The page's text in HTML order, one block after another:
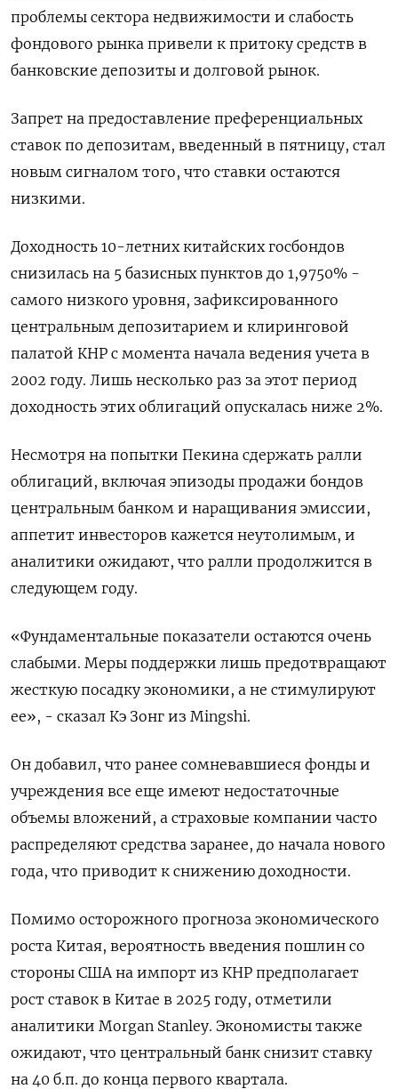
проблемы сектора недвижимости и слабость
фондового рынка привели к притоку средств в
банковские депозиты и долговой рынок.
Запрет на предоставление преференциальных
ставок по депозитам, введенный в пятницу, стал
новым сигналом того, что ставки остаются
низкими.
Доходность 10-летних китайских госбондов
снизилась на 5 базисных пунктов до 1,9750% -
самого низкого уровня, зафиксированного
центральным депозитарием и клиринговой
палатой КНР с момента начала ведения учета в
2002 году. Лишь несколько раз за этот период
доходность этих облигаций опускалась ниже 2%.
Несмотря на попытки Пекина сдержать ралли
облигаций, включая эпизоды продажи бондов
центральным банком и наращивания эмиссии,
аппетит инвесторов кажется неутолимым, и
аналитики ожидают, что ралли продолжится в
следующем году.
«Фундаментальные показатели остаются очень
слабыми. Меры поддержки лишь предотвращают
жесткую посадку экономики, а не стимулируют
ее», - сказал Кэ Зонг из Mingshi.
Он добавил, что ранее сомневавшиеся фонды и
учреждения все еще имеют недостаточные
объемы вложений, а страховые компании часто
распределяют средства заранее, до начала нового
года, что приводит к снижению доходности.
Помимо осторожного прогноза экономического
роста Китая, вероятность введения пошлин со
стороны США на импорт из КНР предполагает
рост ставок в Китае в 2025 году, отметили
аналитики Morgan Stanley. Экономисты также
ожидают, что центральный банк снизит ставку
на 40 б.п. до конца первого квартала.